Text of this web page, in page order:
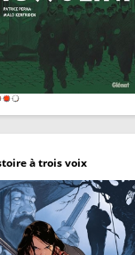
à trois voix